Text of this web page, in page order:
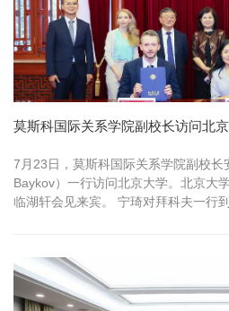
莫斯科国际关系学院副校长访问北
7月23日，莫斯科国际关系学院副校长
Baykov）一行访问北京大学。北京大
临湖轩会见来宾。 宁琦对拜科夫一行